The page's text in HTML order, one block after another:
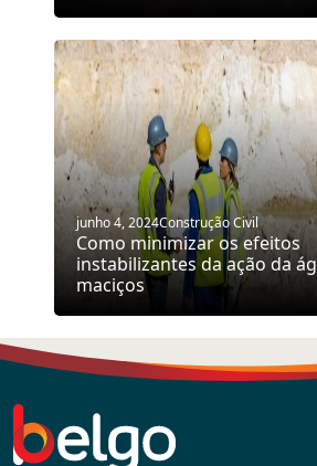
junho 4, 2024Construção Civil
Como minimizar os efeitos
instabilizantes da ação da
maciços